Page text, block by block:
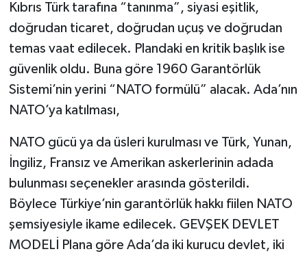
Kıbrıs Türk tarafına “tanınma”, siyasi eşitlik,
doğrudan ticaret, doğrudan uçuş ve doğrudan
temas vaat edilecek. Plandaki en kritik başlık ise
güvenlik oldu. Buna göre 1960 Garantörlük
Sistemi’nin yerini “NATO formülü” alacak. Ada’nın
NATO’ya katılması,
NATO gücü ya da üsleri kurulması ve Türk, Yunan,
İngiliz, Fransız ve Amerikan askerlerinin adada
bulunması seçenekler arasında gösterildi.
Böylece Türkiye’nin garantörlük hakkı fiilen NATO
şemsiyesiyle ikame edilecek. GEVŞEK DEVLET
MODELİ Plana göre Ada’da iki kurucu devlet, iki